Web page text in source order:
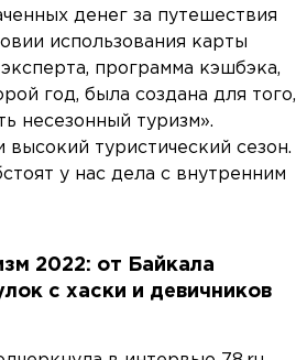
денег за путешествия
использования карты
программа кэшбэка,
год, была создана для того,
несезонный туризм».
высокий туристический сезон.
у нас дела с внутренним
2022: от Байкала
с хаски и девичников